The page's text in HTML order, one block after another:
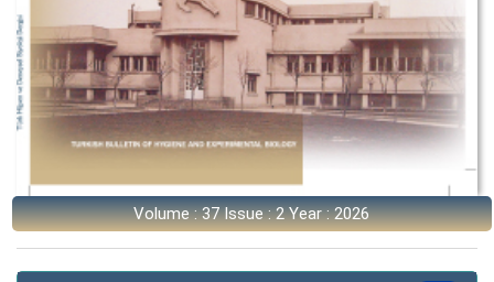
Volume : 37 Issue : 2 Year : 2026